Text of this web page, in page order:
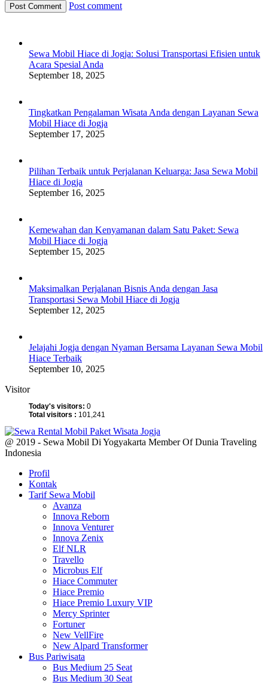
Post comment
Sewa Mobil Hiace di Jogja: Solusi Transportasi Efisien untuk
Acara Spesial Anda
September 18, 2025
Tingkatkan Pengalaman Wisata Anda dengan Layanan Sewa
Mobil Hiace di Jogja
September 17, 2025
Pilihan Terbaik untuk Perjalanan Keluarga: Jasa Sewa Mobil
Hiace di Jogja
September 16, 2025
Kemewahan dan Kenyamanan dalam Satu Paket: Sewa
Mobil Hiace di Jogja
September 15, 2025
Maksimalkan Perjalanan Bisnis Anda dengan Jasa
Transportasi Sewa Mobil Hiace di Jogja
September 12, 2025
Jelajahi Jogja dengan Nyaman Bersama Layanan Sewa Mobil
Hiace Terbaik
September 10, 2025
Visitor
Today's visitors: 0
Total visitors : 101,241
@ 2019 - Sewa Mobil Di Yogyakarta Member Of Dunia Traveling
Indonesia
Profil
Kontak
Tarif Sewa Mobil
Avanza
Innova Reborn
Innova Venturer
Innova Zenix
Elf NLR
Travello
Microbus Elf
Hiace Commuter
Hiace Premio
Hiace Premio Luxury VIP
Mercy Sprinter
Fortuner
New VellFire
New Alpard Transformer
Bus Pariwisata
Bus Medium 25 Seat
Bus Medium 30 Seat